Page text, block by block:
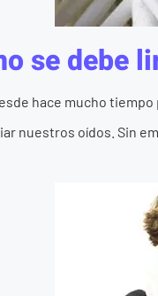
se debe
hace mucho
nuestros oídos. Sin